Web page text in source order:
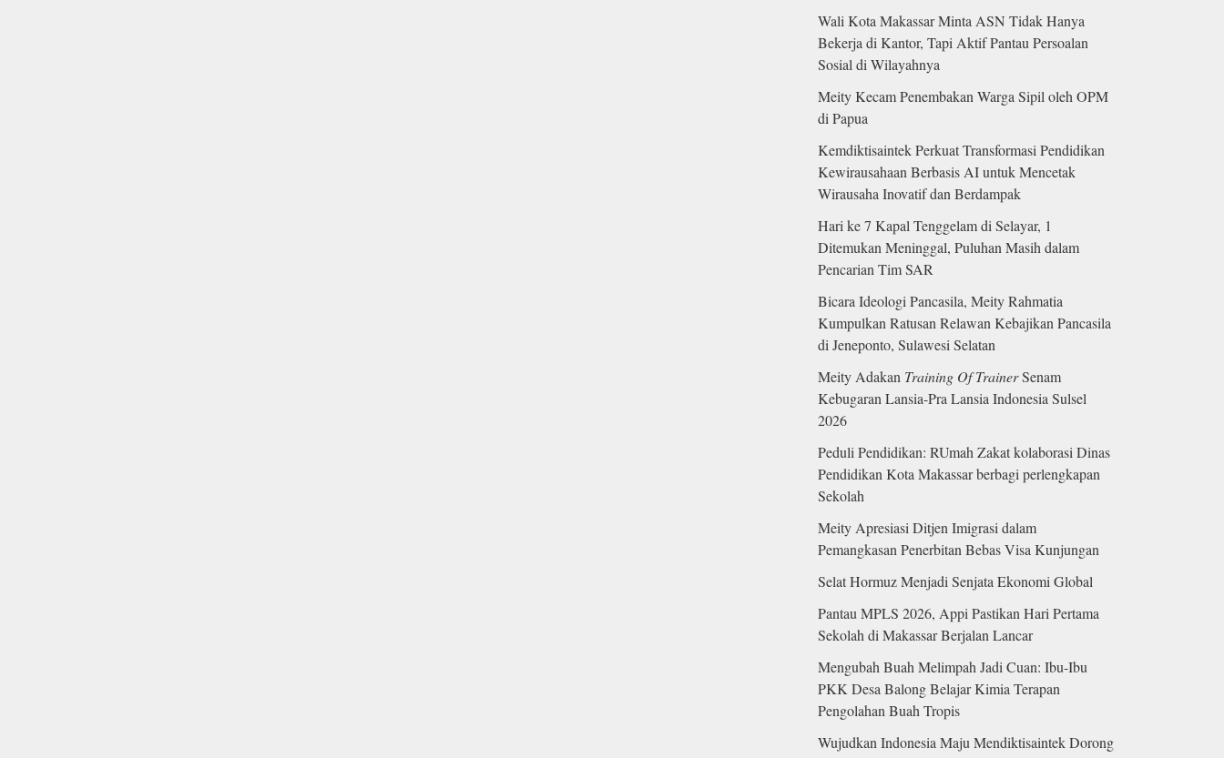
Wali Kota Makassar Minta ASN Tidak Hanya
Bekerja di Kantor, Tapi Aktif Pantau Persoalan
Sosial di Wilayahnya
Meity Kecam Penembakan Warga Sipil oleh OPM
di Papua
Kemdiktisaintek Perkuat Transformasi Pendidikan
Kewirausahaan Berbasis AI untuk Mencetak
Wirausaha Inovatif dan Berdampak
Hari ke 7 Kapal Tenggelam di Selayar, 1
Ditemukan Meninggal, Puluhan Masih dalam
Pencarian Tim SAR
Bicara Ideologi Pancasila, Meity Rahmatia
Kumpulkan Ratusan Relawan Kebajikan Pancasila
di Jeneponto, Sulawesi Selatan
Meity Adakan Training Of TrainerSenam
Kebugaran Lansia-Pra Lansia Indonesia Sulsel
2026
Peduli Pendidikan: RUmah Zakat kolaborasi Dinas
Pendidikan Kota Makassar berbagi perlengkapan
Sekolah
Meity Apresiasi Ditjen Imigrasi dalam
Pemangkasan Penerbitan Bebas Visa Kunjungan
Selat Hormuz Menjadi Senjata Ekonomi Global
Pantau MPLS 2026, Appi Pastikan Hari Pertama
Sekolah di Makassar Berjalan Lancar
Mengubah Buah Melimpah Jadi Cuan: Ibu-Ibu
PKK Desa Balong Belajar Kimia Terapan
Pengolahan Buah Tropis
Wujudkan Indonesia Maju Mendiktisaintek Dorong